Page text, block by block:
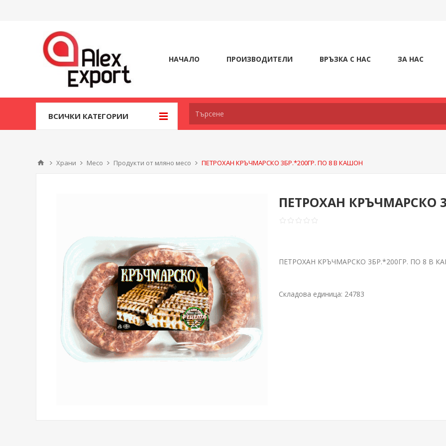
НАЧАЛО ПРОИЗВОДИТЕЛИ ВРЪЗКА С НАС ЗА НАС
ВСИЧКИ КАТЕГОРИИ
Храни Месо Продукти от мляно месо ПЕТРОХАН КРЪЧМАРСКО 3БР.*200ГР. ПО 8 В КАШОН
ПЕТРОХАН КРЪЧМАРСКО
ПЕТРОХАН КРЪЧМАРСКО 3БР.*200ГР. ПО 8 В
Складова единица: 24783